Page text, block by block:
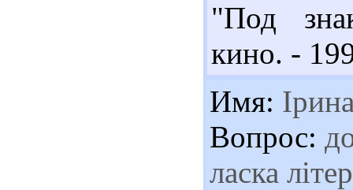
"Под
кино. -
Имя:
Вопрос:
ласка